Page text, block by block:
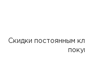
Скидки постоянным